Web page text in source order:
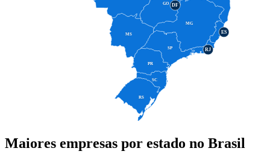
SP
SC
MS
MG
GO
RS
PR
DF
ES
RJ
Maiores empresas por estado no Brasil